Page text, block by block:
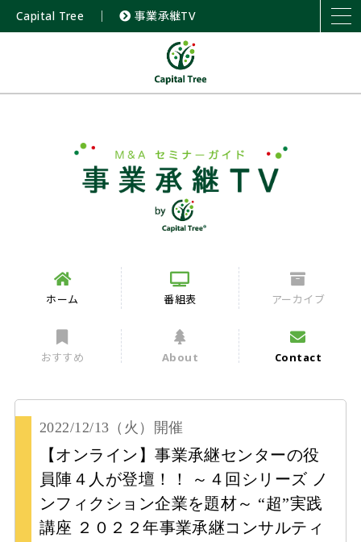
Capital Tree ｜ 事業承継TV
ホーム 番組表 アーカイブ
おすすめ About Contact
2022/12/13 （火） 開催
【オンライン】事業承継センターの役
員陣４人が登壇！！ ～４回シリーズ ノ
ンフィクション企業を題材～ “超”実践
講座 ２０２２年事業承継コンサルティ